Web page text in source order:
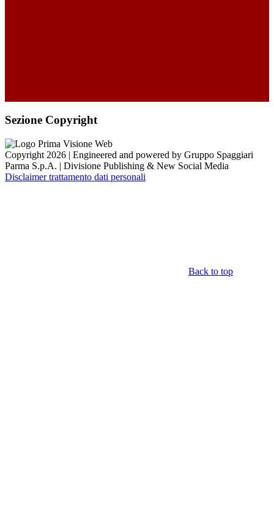
Sezione Copyright
Copyright 2026 | Engineered and powered by Gruppo Spaggiari
Parma S.p.A. | Divisione Publishing & New Social Media
Disclaimer trattamento dati personali
Back to top